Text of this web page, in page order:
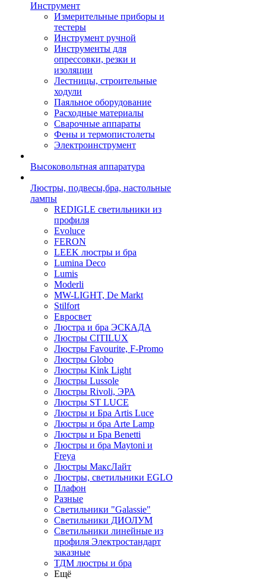
Инструмент
Измерительные приборы и
тестеры
Инструмент ручной
Инструменты для
опрессовки, резки и
изоляции
Лестницы, строительные
ходули
Паяльное оборудование
Расходные материалы
Сварочные аппараты
Фены и термопистолеты
Электроинструмент
Высоковольтная аппаратура
Люстры, подвесы,бра, настольные
лампы
REDIGLE светильники из
профиля
Evoluce
FERON
LEEK люстры и бра
Lumina Deco
Lumis
Moderli
MW-LIGHT, De Markt
Stilfort
Евросвет
Люстра и бра ЭСКАДА
Люстры CITILUX
Люстры Favourite, F-Promo
Люстры Globo
Люстры Kink Light
Люстры Lussole
Люстры Rivoli, ЭРА
Люстры ST LUCE
Люстры и Бра Artis Luce
Люстры и бра Arte Lamp
Люстры и Бра Benetti
Люстры и бра Maytoni и
Freya
Люстры МаксЛайт
Люстры, светильники EGLO
Плафон
Разные
Светильники "Galassie"
Светильники ДИОЛУМ
Светильники линейные из
профиля Электростандарт
заказные
ТДМ люстры и бра
Ещё